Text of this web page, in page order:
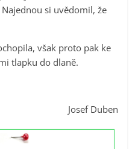
si uvědomil, že
však proto pak ke
tlapku do dlaně.
Josef Duben